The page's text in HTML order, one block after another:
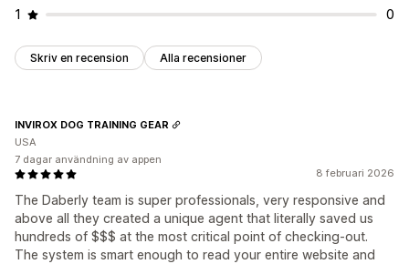
1 0
Skriv en recension Alla recensioner
8 februari 2026
The Daberly team is super professionals, very responsive and
above all they created a unique agent that literally saved us
hundreds of $$$ at the most critical point of checking-out.
The system is smart enough to read your entire website and
INVIROX DOG TRAINING GEAR
USA
7 dagar användning av appen